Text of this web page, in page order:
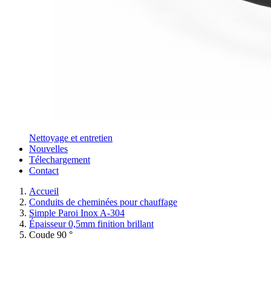
Nettoyage et entretien
Nouvelles
Télechargement
Contact
Accueil
Conduits de cheminées pour chauffage
Simple Paroi Inox A-304
Épaisseur 0,5mm finition brillant
Coude 90 °